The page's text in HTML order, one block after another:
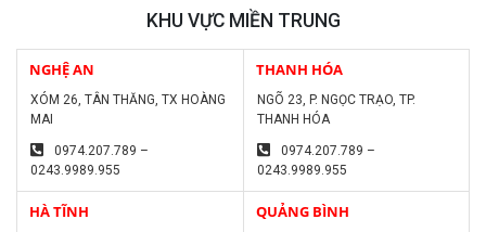
KHU VỰC MIỀN TRUNG
NGHỆ AN
XÓM 26, TÂN THĂNG, TX HOÀNG
MAI
0974.207.789 –
0243.9989.955
THANH HÓA
NGÕ 23, P. NGỌC TRẠO, TP.
THANH HÓA
0974.207.789 –
0243.9989.955
HÀ TĨNH QUẢNG BÌNH